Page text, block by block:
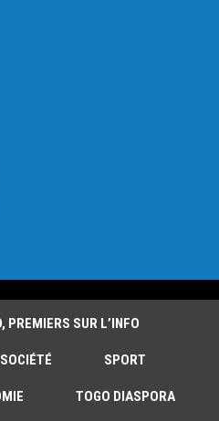
PREMIERS SUR L’INFO
SOCIÉTÉ SPORT
TOGO DIASPORA